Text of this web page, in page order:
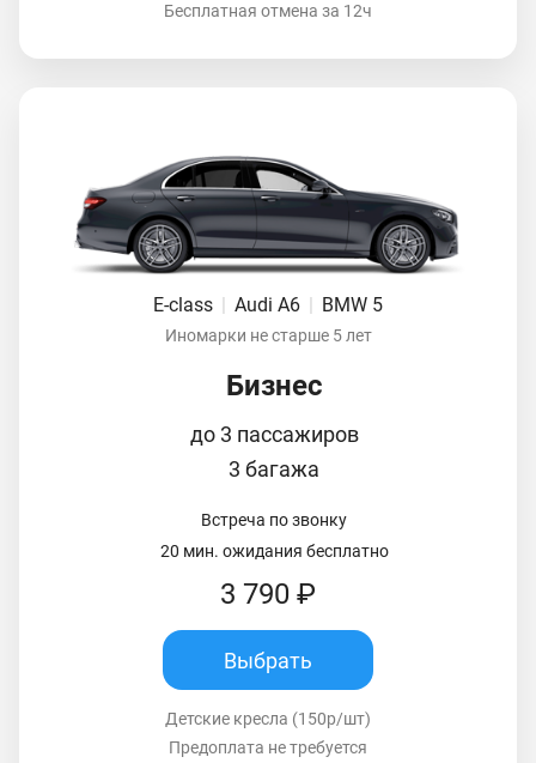
Бесплатная отмена за 12ч
E-class | Audi A6 | BMW 5
Иномарки не старше 5 лет
Бизнес
до 3 пассажиров
3 багажа
Встреча по звонку
20 мин. ожидания бесплатно
3 790 ₽
Выбрать
Детские кресла (150р/шт)
Предоплата не требуется